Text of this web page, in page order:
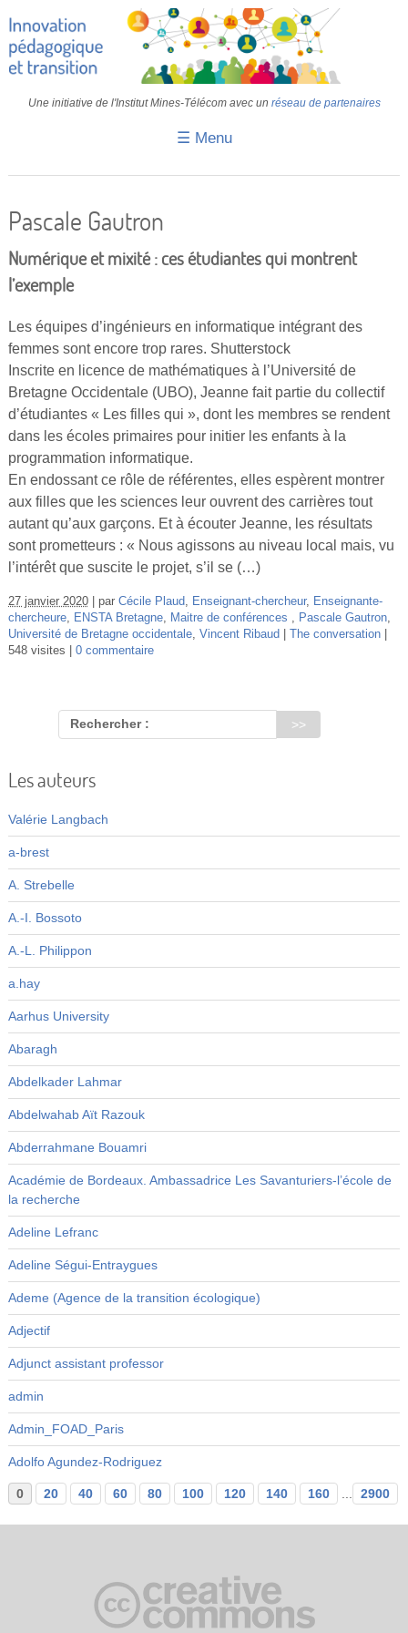
Une initiative de l'Institut Mines-Télécom avec un réseau de partenaires
☰ Menu
IMT
Colloques
Vidéos
S’inscrire
Se connecter
Pascale Gautron
Numérique et mixité : ces étudiantes qui montrent
l’exemple
Les équipes d’ingénieurs en informatique intégrant des
femmes sont encore trop rares. Shutterstock
Inscrite en licence de mathématiques à l’Université de
Bretagne Occidentale (UBO), Jeanne fait partie du collectif
d’étudiantes « Les filles qui », dont les membres se rendent
dans les écoles primaires pour initier les enfants à la
programmation informatique.
En endossant ce rôle de référentes, elles espèrent montrer
aux filles que les sciences leur ouvrent des carrières tout
autant qu’aux garçons. Et à écouter Jeanne, les résultats
sont prometteurs : « Nous agissons au niveau local mais, vu
l’intérêt que suscite le projet, s’il se (…)
27 janvier 2020 par Cécile Plaud Enseignant-chercheur,
Enseignante-
chercheure, ENSTA Bretagne, Maitre de conférences Pascale Gautron,
Université de Bretagne occidentale, Vincent Ribaud
The conversation
548 visites
0 commentaire
Rechercher :
Les auteurs
Valérie Langbach
a-brest
A. Strebelle
A.-I. Bossoto
A.-L. Philippon
a.hay
Aarhus University
Abaragh
Abdelkader Lahmar
Abdelwahab Aït Razouk
Abderrahmane Bouamri
Académie de Bordeaux. Ambassadrice Les Savanturiers-l’école de
la recherche
Adeline Lefranc
Adeline Ségui-Entraygues
Ademe (Agence de la transition écologique)
Adjectif
Adjunct assistant professor
admin
Admin_FOAD_Paris
Adolfo Agundez-Rodriguez
0 20 40 60 80 100 120 140 160 ... 2900